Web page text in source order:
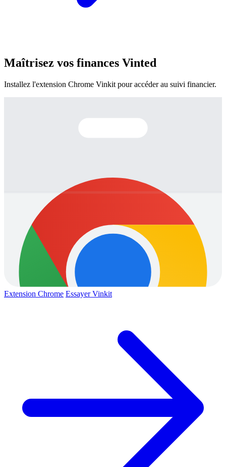
Maîtrisez vos finances Vinted
Installez l'extension Chrome Vinkit pour accéder au suivi financier.
Extension Chrome Essayer Vinkit